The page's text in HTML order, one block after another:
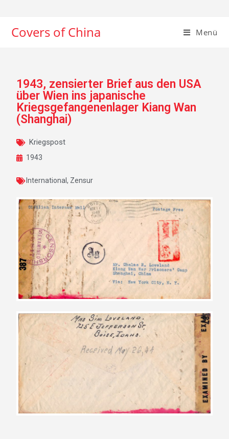
Covers of China Menü
1943, zensierter Brief aus den USA
über Wien ins japanische
Kriegsgefangenenlager Kiang Wan
(Shanghai)
Kriegspost
1943
International, Zensur